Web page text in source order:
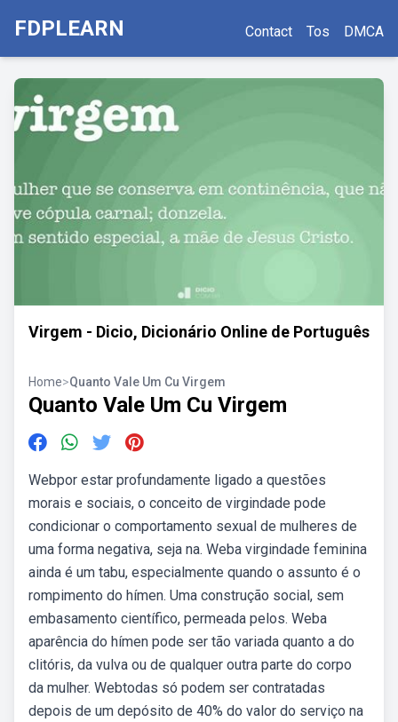
FDPLEARN Contact Tos DMCA
Virgem - Dicio, Dicionário Online de Português
Home>Quanto Vale Um Cu Virgem
Quanto Vale Um Cu Virgem
Webpor estar profundamente ligado a questões
morais e sociais, o conceito de virgindade pode
condicionar o comportamento sexual de mulheres de
uma forma negativa, seja na. Weba virgindade feminina
ainda é um tabu, especialmente quando o assunto é o
rompimento do hímen. Uma construção social, sem
embasamento científico, permeada pelos. Weba
aparência do hímen pode ser tão variada quanto a do
clitóris, da vulva ou de qualquer outra parte do corpo
da mulher. Webtodas só podem ser contratadas
depois de um depósito de 40% do valor do serviço na